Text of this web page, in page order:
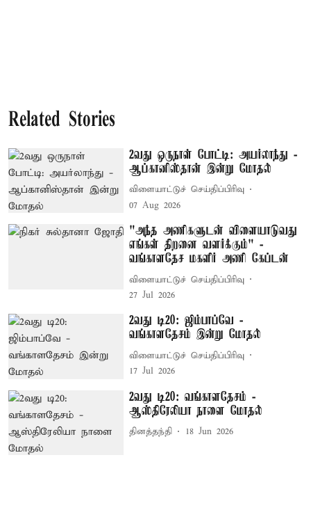
Related Stories
2வது ஒருநாள் போட்டி: அயர்லாந்து -
ஆப்கானிஸ்தான் இன்று மோதல்
விளையாட்டுச் செய்திப்பிரிவு
07 Aug 2026
"அந்த அணிகளுடன் விளையாடுவது
எங்கள் திறனை வளர்க்கும்" -
வங்காளதேச மகளிர் அணி கேப்டன்
விளையாட்டுச் செய்திப்பிரிவு
27 Jul 2026
2வது டி20: ஜிம்பாப்வே -
வங்காளதேசம் இன்று மோதல்
விளையாட்டுச் செய்திப்பிரிவு
17 Jul 2026
2வது டி20: வங்காளதேசம் -
ஆஸ்திரேலியா நாளை மோதல்
தினத்தந்தி 18 Jun 2026